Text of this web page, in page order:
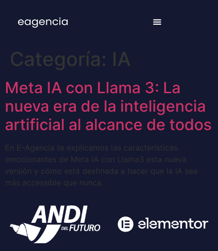
Categoría: IA
Meta IA con Llama 3: La
nueva era de la inteligencia
artificial al alcance de todos
En E-Agencia te explicamos las características
emocionantes de Meta IA con Llama3 esta nueva
versión y cómo está destinada a hacer que la IA sea
más accessible que nunca.